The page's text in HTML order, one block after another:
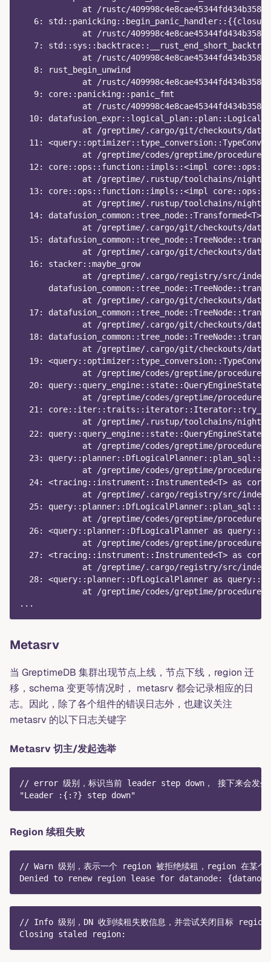
at /rustc/
6:
at /rustc/
7:
at /rustc/
   8: rust_begin_unwind
at /rustc/
   9: core::panicking::panic_fmt
at /rustc/
10:
at /greptime/.cargo/git/checkouts/
11:
at /greptime/codes/greptime/
12: core::ops::function::impls::<impl
at /greptime/.rustup/toolchains/
13: core::ops::function::impls::<impl
at /greptime/.rustup/toolchains/
14:
at /greptime/.cargo/git/checkouts/
15:
at /greptime/.cargo/git/checkouts/
  16: stacker::maybe_grow
at /greptime/.cargo/registry/src/
at /greptime/.cargo/git/checkouts/
17:
at /greptime/.cargo/git/checkouts/
18:
at /greptime/.cargo/git/checkouts/
19:
at /greptime/codes/greptime/
20:
at /greptime/codes/greptime/
21:
at /greptime/.rustup/toolchains/
22:
at /greptime/codes/greptime/
23:
at /greptime/codes/greptime/
24: <tracing::instrument::Instrumented<T> as
at /greptime/.cargo/registry/src/
25:
at /greptime/codes/greptime/
26: <query::planner::DfLogicalPlanner as
at /greptime/codes/greptime/
27: <tracing::instrument::Instrumented<T> as
at /greptime/.cargo/registry/src/
28: <query::planner::DfLogicalPlanner as
at /greptime/codes/greptime/
...
Metasrv
当 GreptimeDB 集群出现节点上线，节点下线，region 迁
移，schema 变更等情况时， metasrv 都会记录相应的日
志。因此，除了各个组件的错误日志外，也建议关注
metasrv 的以下日志关键字
Metasrv 切主/发起选举
// error 级别，标识当前 leader step down， 接下来会发
"Leader :{:?} step down"
Region 续租失败
// Warn 级别，表示一个 region 被拒绝续租，region 在某个
Denied to renew region lease for datanode:
// Info 级别，DN 收到续租失败信息，并尝试关闭目标 region
Closing staled region: